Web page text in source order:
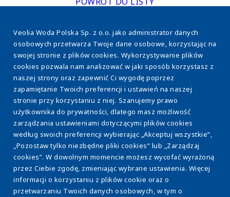
Stopka
O nas
Efektywność energetyczna
Osady ściekowe
Eksploatacja WOD-KAN
Model ESCO
www.veolia.pl
Veolia Woda Polska Sp. z o.o. jako administrator danych
osobowych przetwarza Twoje dane osobowe, korzystając na
swojej stronie z plików cookies. Wykorzystywanie plików
cookies pozwala nam analizować w jaki sposób korzystasz z
naszej strony oraz zapewnić Ci wygodę poprzez
zapamiętanie Twoich preferencji i ustawień na naszej
stronie przy korzystaniu z niej. Szanujemy prawo
użytkownika do prywatności, dlatego masz możliwość
zarządzania ustawieniami dotyczącymi plików cookies
według swoich preferencji wybierając „Akceptuj wszystkie”,
„Pozostaw tylko niezbędne pliki cookies” lub „Zarządzaj
cookies”. W dowolnym momencie możesz wycofać wyrażoną
przez Ciebie zgodę, zmieniając wybrane ustawienia. Więcej
informacji o korzystaniu z plików cookie oraz o
przetwarzaniu Twoich danych osobowych, w tym o